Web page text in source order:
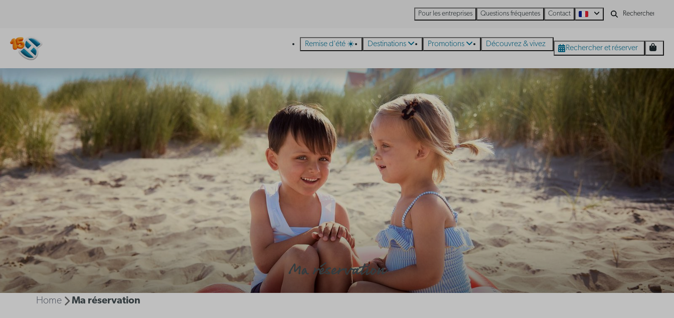
Pour les entreprises Questions fréquentes Contact
Remise d'été ☀️ Destinations Promotions Découvrez & vivez Rechercher et réserver
Ma réservation
Home Ma réservation